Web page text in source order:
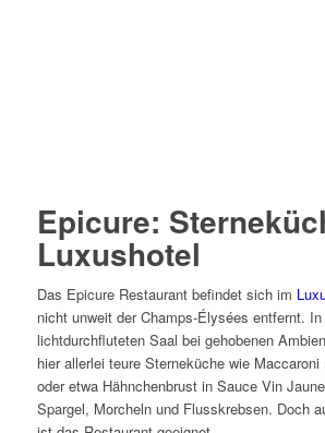
Epicure:
Luxushotel
Das Epicure Restaurant befindet sich im
nicht unweit der Champs-Élysées entfernt. In
lichtdurchfluteten Saal bei gehobenen
hier allerlei teure Sterneküche wie Maccaroni
oder etwa Hähnchenbrust in Sauce Vin
Spargel, Morcheln und Flusskrebsen. Doch